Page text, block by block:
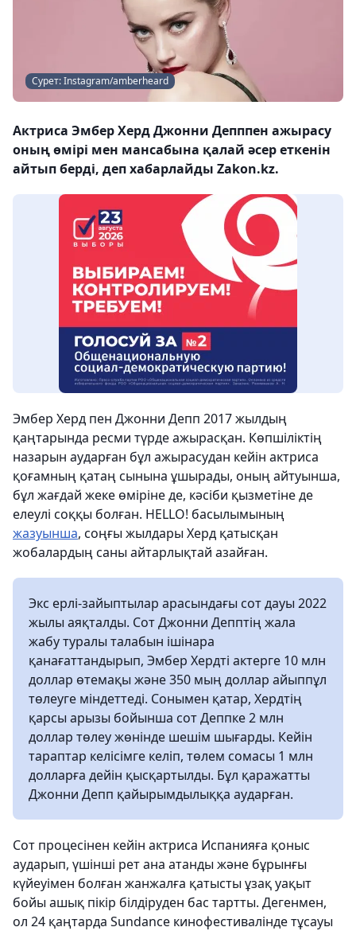
Сурет: Instagram/amberheard
Актриса Эмбер Херд Джонни Депппен ажырасу
оның өмірі мен мансабына қалай әсер еткенін
айтып берді, деп хабарлайды Zakon.kz.
Эмбер Херд пен Джонни Депп 2017 жылдың
қаңтарында ресми түрде ажырасқан. Көпшіліктің
назарын аударған бұл ажырасудан кейін актриса
қоғамның қатаң сынына ұшырады, оның айтуынша,
бұл жағдай жеке өміріне де, кәсіби қызметіне де
елеулі соққы болған. HELLO! басылымының
жазуынша, соңғы жылдары Херд қатысқан
жобалардың саны айтарлықтай азайған.
Экс ерлі-зайыптылар арасындағы сот дауы 2022
жылы аяқталды. Сот Джонни Депптің жала
жабу туралы талабын ішінара
қанағаттандырып, Эмбер Хердті актерге 10 млн
доллар өтемақы және 350 мың доллар айыппұл
төлеуге міндеттеді. Сонымен қатар, Хердтің
қарсы арызы бойынша сот Деппке 2 млн
доллар төлеу жөнінде шешім шығарды. Кейін
тараптар келісімге келіп, төлем сомасы 1 млн
долларға дейін қысқартылды. Бұл қаражатты
Джонни Депп қайырымдылыққа аударған.
Сот процесінен кейін актриса Испанияға қоныс
аударып, үшінші рет ана атанды және бұрынғы
күйеуімен болған жанжалға қатысты ұзақ уақыт
бойы ашық пікір білдіруден бас тартты. Дегенмен,
ол 24 қаңтарда Sundance кинофестивалінде тұсауы